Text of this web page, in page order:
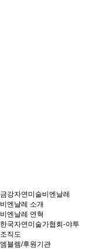
금강자연미술비엔날레
비엔날레 소개
비엔날레 연혁
한국자연미술가협회-야투
조직도
엠블렘/후원기관